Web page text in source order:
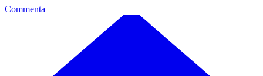
Commenta